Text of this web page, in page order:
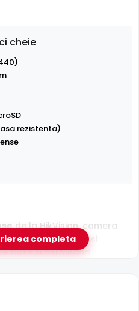
cheie
rezistenta)
de la HikVision, camera
in persoane si
false si permitand
completa